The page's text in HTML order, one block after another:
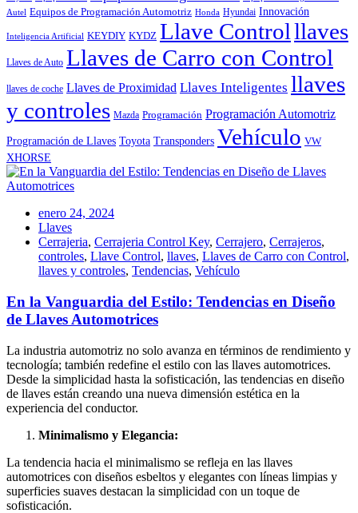
Autel Equipos de Programación Automotriz Honda Hyundai Innovación
Inteligencia Artificial KEYDIY KYDZ Llave Controlllaves
Llaves de Auto Llaves de Carro con Control
llaves de coche Llaves de Proximidad Llaves Inteligentes llaves
y controles Mazda Programación Programación Automotriz
Programación de Llaves Toyota Transponders Vehículo VW
XHORSE
enero 24, 2024
Llaves
Cerrajeria, Cerrajeria Control Key, Cerrajero, Cerrajeros,
controles, Llave Control, llaves, Llaves de Carro con Control,
llaves y controles, Tendencias, Vehículo
En la Vanguardia del Estilo: Tendencias en Diseño
de Llaves Automotrices
La industria automotriz no solo avanza en términos de rendimiento y
tecnología; también redefine el estilo con las llaves automotrices.
Desde la simplicidad hasta la sofisticación, las tendencias en diseño
de llaves están creando una nueva dimensión estética en la
experiencia del conductor.
Minimalismo y Elegancia:
La tendencia hacia el minimalismo se refleja en las llaves
automotrices con diseños esbeltos y elegantes con líneas limpias y
superficies suaves destacan la simplicidad con un toque de
sofisticación.